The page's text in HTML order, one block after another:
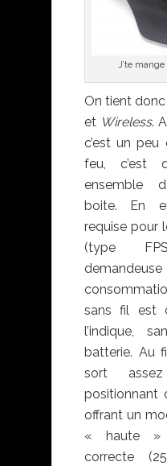
J’te
On tient donc
et Wireless.
c’est un peu
feu, c’est
ensemble
boite. En
requise pour
(type
sans fil est
l’indique,
batterie. Au
sort
positionnant
offrant un
« haute »
correcte